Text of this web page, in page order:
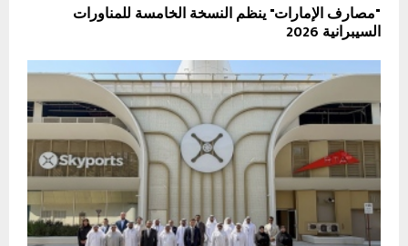
"مصارف الإمارات" ينظم النسخة الخامسة للمناورات
السيبرانية 2026